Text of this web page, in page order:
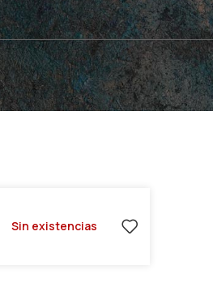
Sin existencias